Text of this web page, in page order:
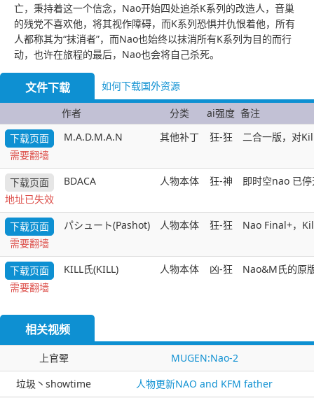
亡，秉持着这一个信念，Nao开始四处追杀K系列的改造人，音巢
的残党不喜欢他，将其视作障碍，而K系列恐惧并仇恨着他，所有
人都称其为“抹消者”，而Nao也始终以抹消所有K系列为目的而行
动，也许在旅程的最后，Nao也会将自己杀死。
文件下载 如何下载国外资源
作者 分类 ai强度 备注
下载页面
需要翻墙
M.A.D.M.A.N 其他补丁 狂-狂 二合一版，对
下载页面
地址已失效
BDACA 人物本体 狂-神 即时空nao 已
下载页面
需要翻墙
パシュート(Pashot) 人物本体 狂-狂 Nao Final+，
下载页面
需要翻墙
KILL氏(KILL) 人物本体 凶-狂 Nao&M氏的原
相关视频
上官翚
MUGEN:Nao-2
垃圾丶showtime
人物更新NAO and KFM father